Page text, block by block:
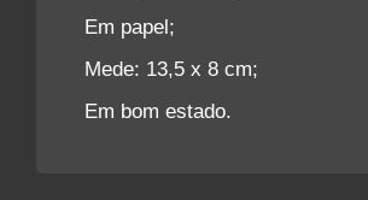
Em papel;
Mede: 13,5 x 8 cm;
Em bom estado.